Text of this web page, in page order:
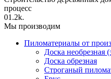
процесс
01.2k.
Мы производим
Пиломатериалы от
Доска необрезная
Доска обрезная
Строганый